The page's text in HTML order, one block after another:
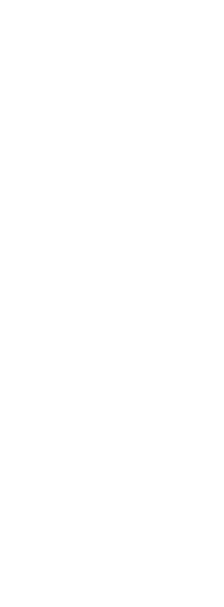
sind darüber
in unseren